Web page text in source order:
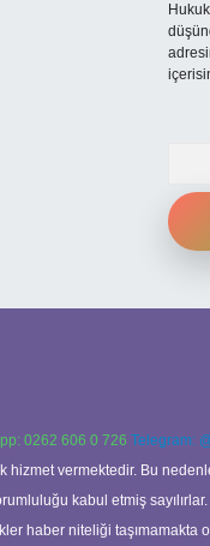
0262 606 0 726 Telegram:
hizmet vermektedir. Bu
kabul etmiş
haber niteliği